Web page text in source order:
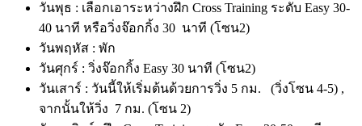
วันพุธ : เลือกเอาระหว่างฝึก Cross Training ระดับ Easy 30-
40 นาที หรือวิ่งจ๊อกกิ้ง 30 นาที (โซน2)
วันพฤหัส : พัก
วันศุกร์ : วิ่งจ๊อกกิ้ง Easy 30 นาที (โซน2)
วันเสาร์ : วันนี้ให้เริ่มต้นด้วยการวิ่ง 5 กม. (วิ่งโซน 4-5) ,
จากนั้นให้วิ่ง 7 กม. (โซน 2)